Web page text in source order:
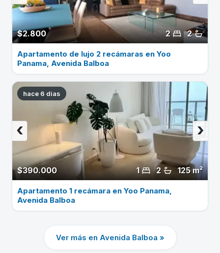
$2.800 2
2
Apartamento de lujo 2 recámaras en Yoo
Panama, Avenida Balboa
hace 6 dias
$390.000 125 m²
2
1
›
‹
Apartamento 1 recámara en Yoo Panama,
Avenida Balboa
Ver más en Avenida Balboa »